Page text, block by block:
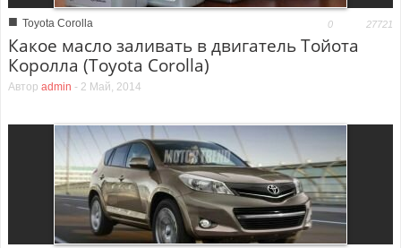
■ Toyota Corolla 0 27721
Какое масло заливать в двигатель Тойота
Королла (Toyota Corolla)
Автор admin - 2 Май, 2014